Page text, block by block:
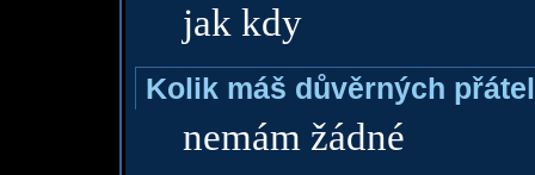
jak kdy
Kolik máš důvěrných
nemám žádné